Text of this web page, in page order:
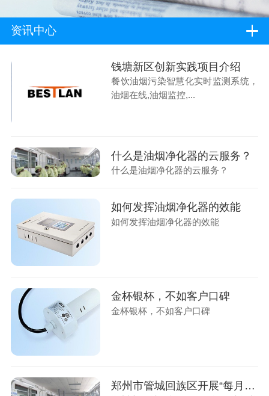
资讯中心
钱塘新区创新实践项目介绍
餐饮油烟污染智慧化实时监测系统，
油烟在线,油烟监控,...
什么是油烟净化器的云服务？
什么是油烟净化器的云服务？
如何发挥油烟净化器的效能
如何发挥油烟净化器的效能
金杯银杯，不如客户口碑
金杯银杯，不如客户口碑
郑州市管城回族区开展“每月油烟检测抽查评比活动”